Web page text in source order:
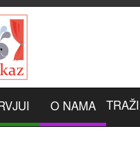
O NAMA